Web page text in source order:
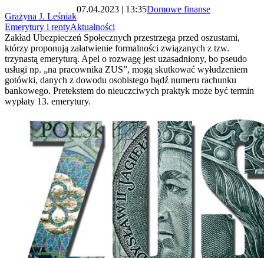
Grażyna J. Leśniak
07.04.2023 | 13:35Domowe finanse
Emerytury i rentyAktualności
Zakład Ubezpieczeń Społecznych przestrzega przed oszustami,
którzy proponują załatwienie formalności związanych z tzw.
trzynastą emeryturą. Apel o rozwagę jest uzasadniony, bo pseudo
usługi np. „na pracownika ZUS”, mogą skutkować wyłudzeniem
gotówki, danych z dowodu osobistego bądź numeru rachunku
bankowego. Pretekstem do nieuczciwych praktyk może być termin
wypłaty 13. emerytury.